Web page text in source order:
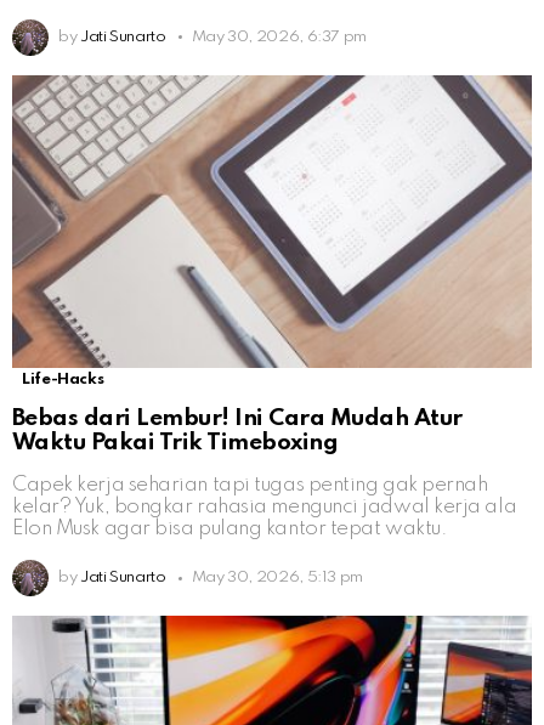
by Jati Sunarto May 30, 2026, 6:37 pm
Life-Hacks
Bebas dari Lembur! Ini Cara Mudah Atur
Waktu Pakai Trik Timeboxing
Capek kerja seharian tapi tugas penting gak pernah
kelar? Yuk, bongkar rahasia mengunci jadwal kerja ala
Elon Musk agar bisa pulang kantor tepat waktu.
by Jati Sunarto May 30, 2026, 5:13 pm